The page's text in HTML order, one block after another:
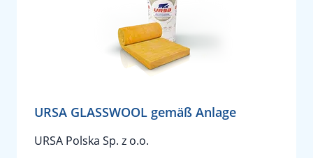
URSA GLASSWOOL gemäß Anlage
URSA Polska Sp. z o.o.